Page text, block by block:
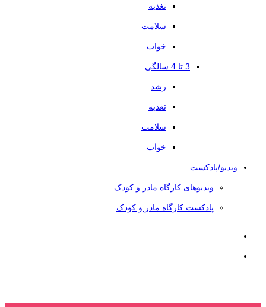
تغذیه
سلامت
خواب
3 تا 4 سالگی
رشد
تغذیه
سلامت
خواب
ویدیو/پادکست
ویدیوهای کارگاه مادر و کودک
پادکست کارگاه مادر و کودک